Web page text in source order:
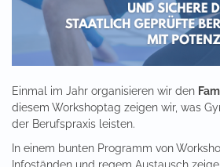
Einmal im Jahr organisieren wir den
diesem Workshoptag zeigen wir, was
der Berufspraxis leisten.
In einem bunten Programm von
Infoständen und regem Austausch